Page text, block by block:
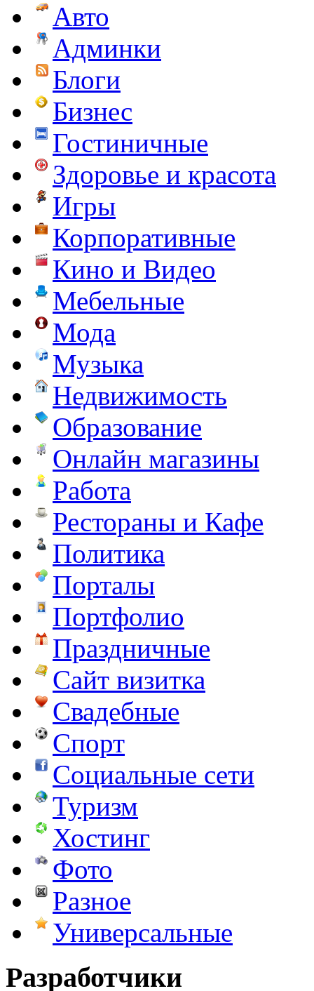
Авто
Админки
Блоги
Бизнес
Гостиничные
Здоровье и красота
Игры
Корпоративные
Кино и Видео
Мебельные
Мода
Музыка
Недвижимость
Образование
Онлайн магазины
Работа
Рестораны и Кафе
Политика
Порталы
Портфолио
Праздничные
Сайт визитка
Свадебные
Спорт
Социальные сети
Туризм
Хостинг
Фото
Разное
Универсальные
Разработчики